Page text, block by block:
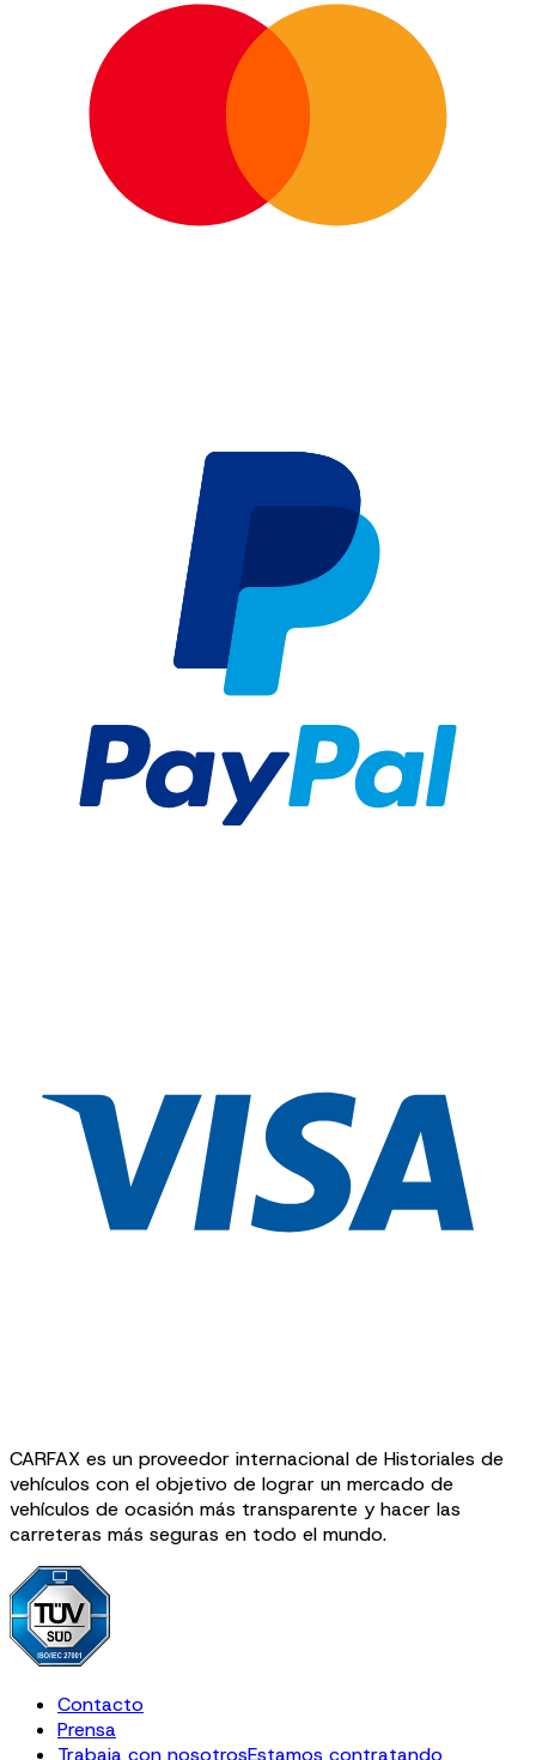
CARFAX es un proveedor internacional de Historiales de
vehículos con el objetivo de lograr un mercado de
vehículos de ocasión más transparente y hacer las
carreteras más seguras en todo el mundo.
Contacto
Prensa